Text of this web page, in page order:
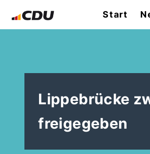
Start
Lippebrücke
freigegeben